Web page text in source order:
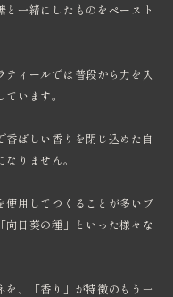
一緒にしたものをペースト
ィールでは普段から力を入
います。
ばしい香りを閉じ込めた自
りません。
使用してつくることが多いプ
向日葵の種」といった様々な
を、「香り」が特徴のもう一